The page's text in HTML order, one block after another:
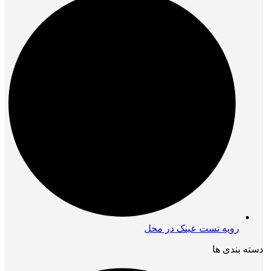
رویه تست عینک در محل
دسته بندی ها